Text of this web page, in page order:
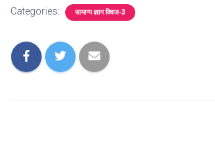
Categories: सामान्य ज्ञान क्विज-3